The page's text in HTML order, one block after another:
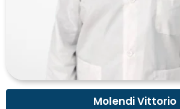
Molendi Vittorio